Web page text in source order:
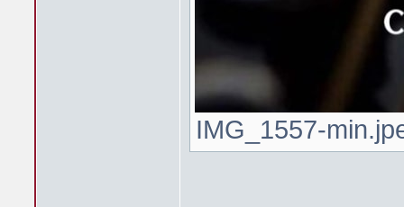
IMG_1557-